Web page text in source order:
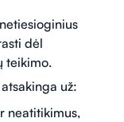
dėl
teikimo.
už:
neatitikimus,